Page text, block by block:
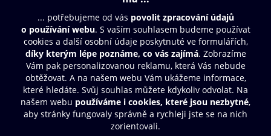
© O2 Czech Republic a.s.
Nákupní řád
Přístupnost
Zásady zpracování osobních údajů
Cookies